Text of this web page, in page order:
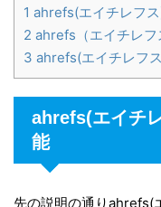
1 ahrefs(エイチレフ
2 ahrefs（エイチレフ
3 ahrefs(エイチレフ
ahrefs(エイチ
能
先の説明の通りahrefs(